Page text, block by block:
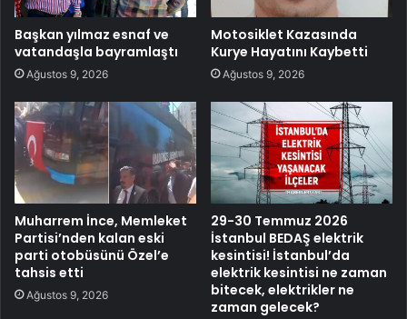
Başkan yılmaz esnaf ve
vatandaşla bayramlaştı
Ağustos 9, 2026
Motosiklet Kazasında
Kurye Hayatını Kaybetti
Ağustos 9, 2026
Muharrem İnce, Memleket
Partisi’nden kalan eski
parti otobüsünü Özel’e
tahsis etti
Ağustos 9, 2026
29-30 Temmuz 2026
İstanbul BEDAŞ elektrik
kesintisi! İstanbul’da
elektrik kesintisi ne zaman
bitecek, elektrikler ne
zaman gelecek?